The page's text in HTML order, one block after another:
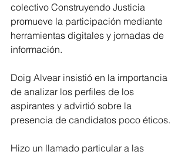
colectivo Construyendo Justicia
promueve la participación mediante
herramientas digitales y jornadas de
información.
Doig Alvear insistió en la importancia
de analizar los perfiles de los
aspirantes y advirtió sobre la
presencia de candidatos poco éticos.
Hizo un llamado particular a las